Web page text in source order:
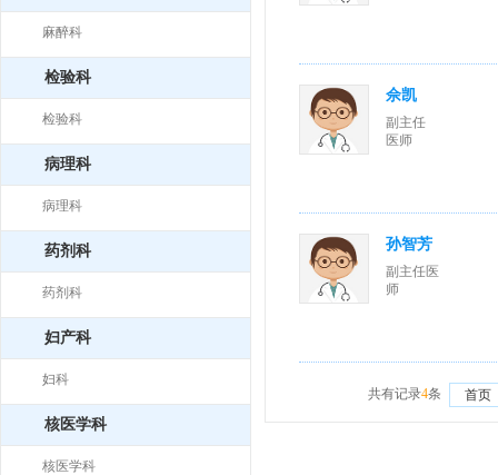
佘凯
副主任
医师
孙智芳
副主任医
师
共有记录4条 首页
麻醉科
检验科
检验科
病理科
病理科
药剂科
药剂科
妇产科
妇科
核医学科
核医学科